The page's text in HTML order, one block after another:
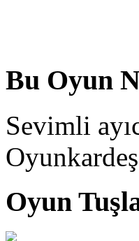
Bu Oyun
Sevimli
Oyun